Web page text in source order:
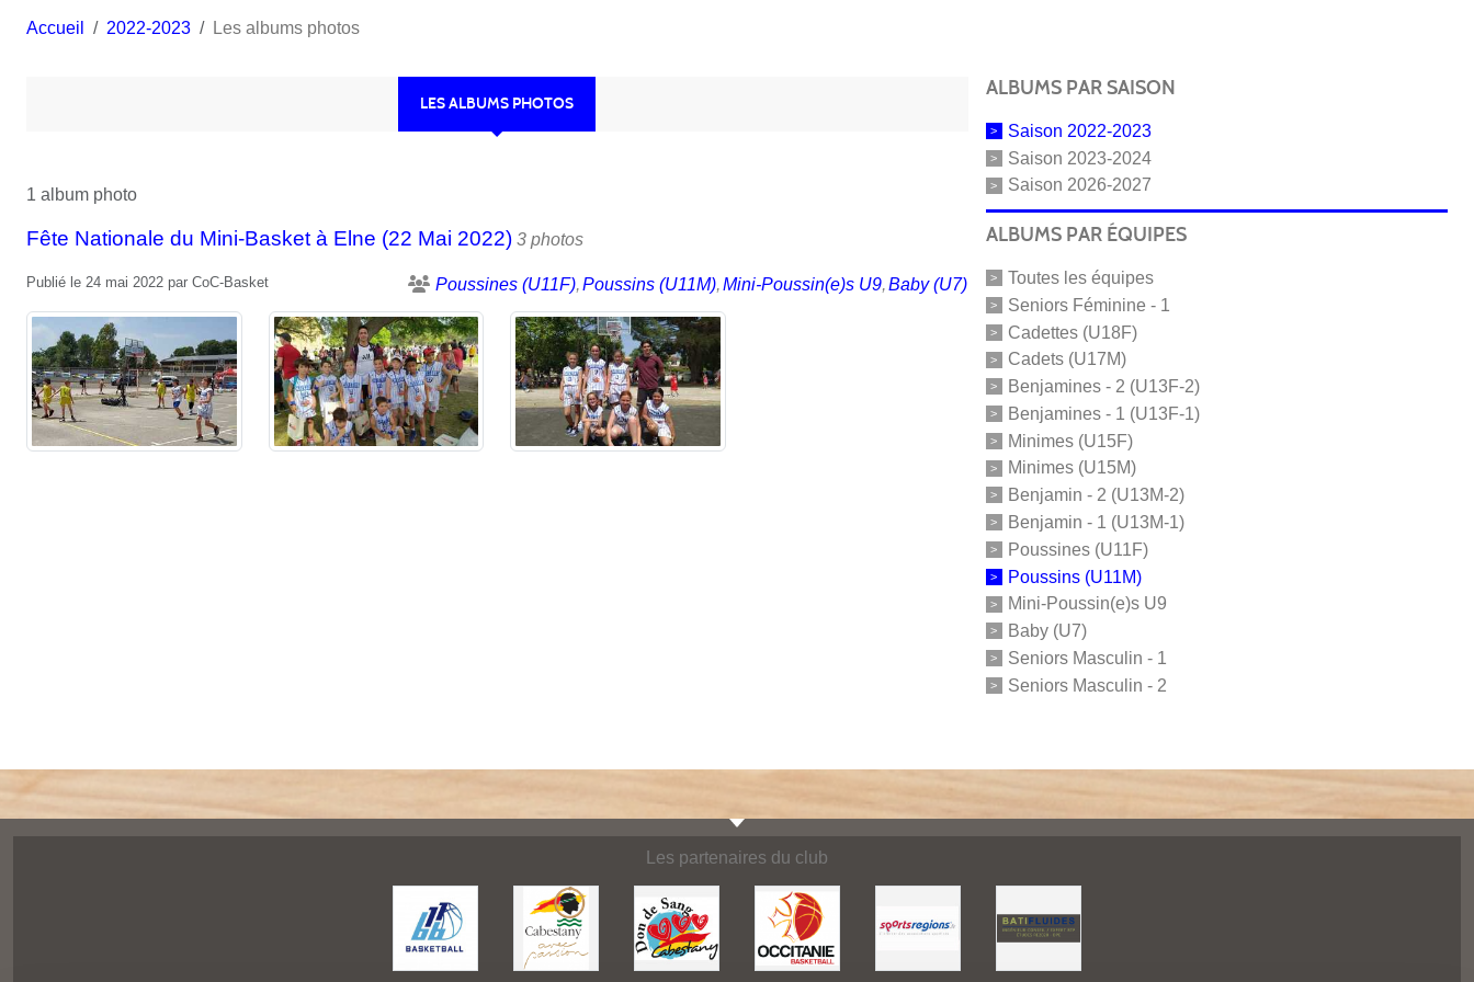
Accueil 2022-2023 Les albums photos
LES ALBUMS PHOTOS
1 album photo
Fête Nationale du Mini-Basket à Elne (22 Mai 2022) 3 photos
Poussines (U11F) Poussins (U11M) Mini-Poussin(e)s U9 Baby (U7)
Publié le 24 mai 2022 par CoC-Basket
ALBUMS PAR SAISON
Saison 2022-2023
Saison 2023-2024
Saison 2026-2027
ALBUMS PAR ÉQUIPES
Toutes les équipes
Seniors Féminine - 1
Cadettes (U18F)
Cadets (U17M)
Benjamines - 2 (U13F-2)
Benjamines - 1 (U13F-1)
Minimes (U15F)
Minimes (U15M)
Benjamin - 2 (U13M-2)
Benjamin - 1 (U13M-1)
Poussines (U11F)
Poussins (U11M)
Mini-Poussin(e)s U9
Baby (U7)
Seniors Masculin - 1
Seniors Masculin - 2
Les partenaires du club